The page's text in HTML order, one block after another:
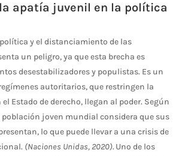
apatía juvenil en la política
y el distanciamiento de las
un peligro, ya que esta brecha es
desestabilizadores y populistas. Es un
autoritarios, que restringen la
Estado de derecho, llegan al poder. Según
población joven mundial considera que sus
lo que puede llevar a una crisis de
(Naciones Unidas, 2020). Uno de los